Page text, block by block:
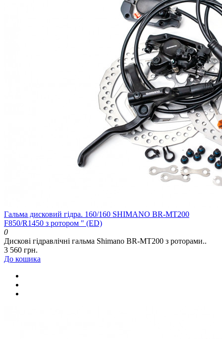
Гальма дисковий гідра. 160/160 SHIMANO BR-MT200
F850/R1450 з ротором " (ED)
0
Дискові гідравлічні гальма Shimano BR-MT200 з роторами..
3 560 грн.
До кошика